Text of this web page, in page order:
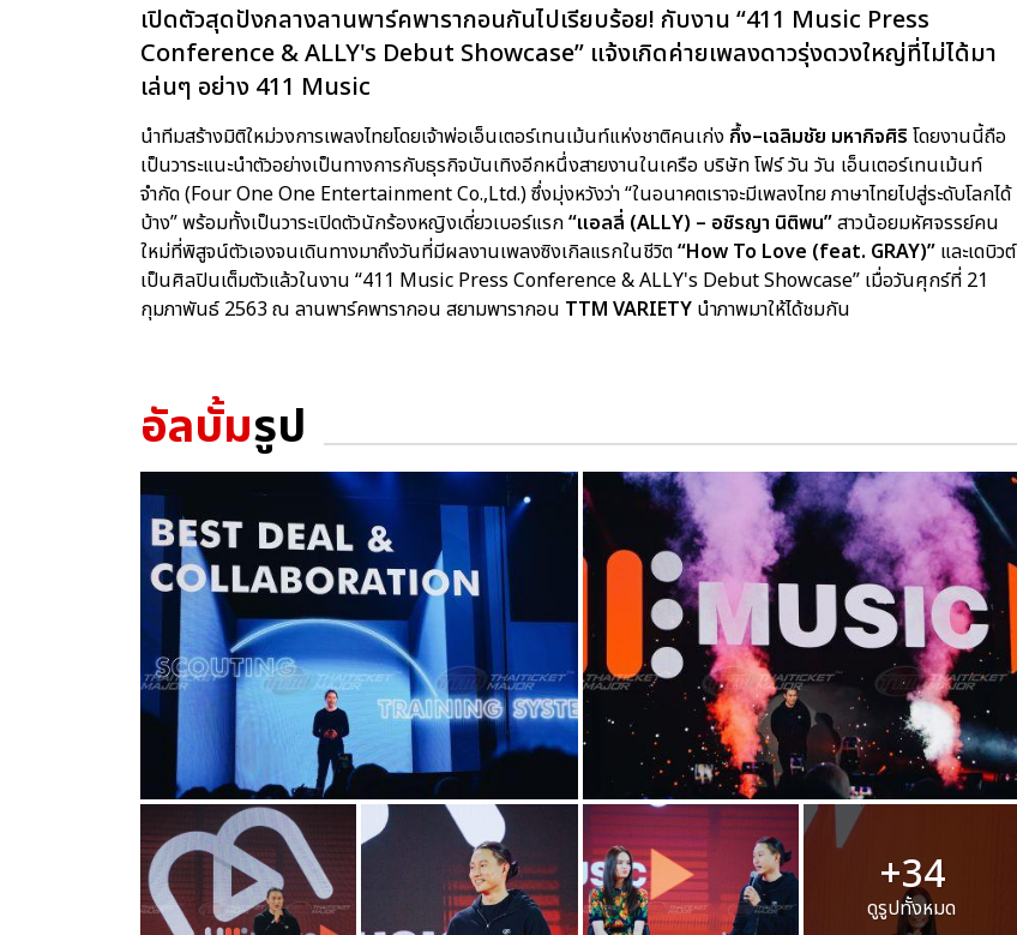
เปิดตัวสุดปังกลางลานพาร์คพารากอนกันไปเรียบร้อย! กับงาน “411 Music Press
Conference & ALLY's Debut Showcase” แจ้งเกิดค่ายเพลงดาวรุ่งดวงใหญ่ที่ไม่ได้มา
เล่นๆ อย่าง 411 Music
นำทีมสร้างมิติใหม่วงการเพลงไทยโดยเจ้าพ่อเอ็นเตอร์เทนเม้นท์แห่งชาติคนเก่ง กึ้ง–เฉลิมชัย มหากิจศิริ โดยงานนี้ถือ
เป็นวาระแนะนำตัวอย่างเป็นทางการกับธุรกิจบันเทิงอีกหนึ่งสายงานในเครือ บริษัท โฟร์ วัน วัน เอ็นเตอร์เทนเม้นท์
จำกัด (Four One One Entertainment Co.,Ltd.) ซึ่งมุ่งหวังว่า “ในอนาคตเราจะมีเพลงไทย ภาษาไทยไปสู่ระดับโลกได้
บ้าง” พร้อมทั้งเป็นวาระเปิดตัวนักร้องหญิงเดี่ยวเบอร์แรก“แอลลี่ (ALLY) – อชิรญา นิติพน”สาวน้อยมหัศจรรย์คน
ใหม่ที่พิสูจน์ตัวเองจนเดินทางมาถึงวันที่มีผลงานเพลงซิงเกิลแรกในชีวิต“How To Love (feat. GRAY)” และเดบิวต์
เป็นศิลปินเต็มตัวแล้วในงาน “411 Music Press Conference & ALLY's Debut Showcase” เมื่อวันศุกร์ที่ 21
กุมภาพันธ์ 2563 ณ ลานพาร์คพารากอน สยามพารากอน TTM VARIETY นำภาพมาให้ได้ชมกัน
อัลบั้มรูป
+34
ดูรูปทั้งหมด